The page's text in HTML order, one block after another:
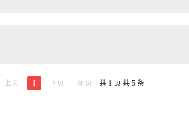
上页 1 下页 尾页 共 1 页 共 5 条